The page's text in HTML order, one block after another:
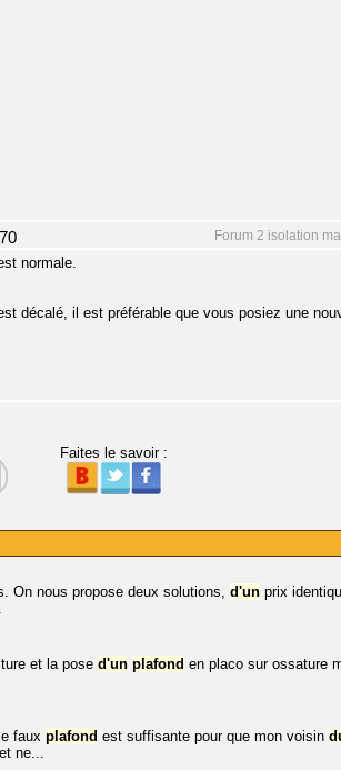
Forum 2 isolation
normale.
décalé, il est préférable que vous posiez une
Faites le savoir :
On nous propose deux solutions, d'un prix
et la pose d'un plafond en placo sur ossature
faux plafond est suffisante pour que mon voisin
ne...